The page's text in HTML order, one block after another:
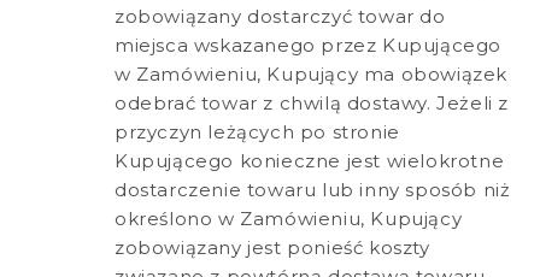
zobowiązany dostarczyć towar do
miejsca wskazanego przez Kupującego
w Zamówieniu, Kupujący ma obowiązek
odebrać towar z chwilą dostawy. Jeżeli z
przyczyn leżących po stronie
Kupującego konieczne jest wielokrotne
dostarczenie towaru lub inny sposób niż
określono w Zamówieniu, Kupujący
zobowiązany jest ponieść koszty